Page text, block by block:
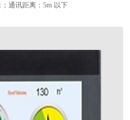
通讯距离：5m 以下